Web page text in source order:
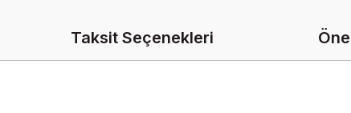
Taksit Seçenekleri